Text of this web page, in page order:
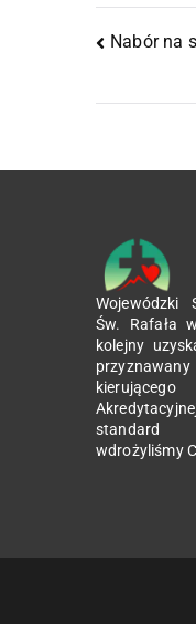
Nabór na
Wojewódzki
Św. Rafała
kolejny
standard
wdrożyliśmy